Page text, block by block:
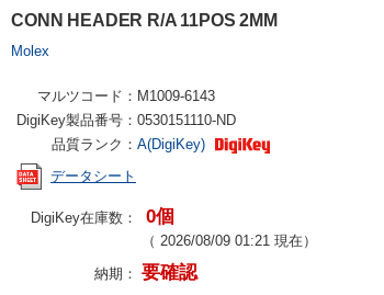
CONN HEADER R/A 11POS 2MM
Molex
マルツコード： M1009-6143
DigiKey製品番号： 0530151110-ND
品質ランク： A(DigiKey)
データシート
DigiKey在庫数： 0個
（ 2026/08/09 01:21 現在）
納期： 要確認